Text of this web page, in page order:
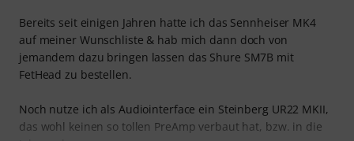
Bereits seit einigen Jahren hatte ich das Sennheiser MK4
auf meiner Wunschliste & hab mich dann doch von
jemandem dazu bringen lassen das Shure SM7B mit
FetHead zu bestellen.
Noch nutze ich als Audiointerface ein Steinberg UR22 MKII,
das wohl keinen so tollen PreAmp verbaut hat, bzw. in die